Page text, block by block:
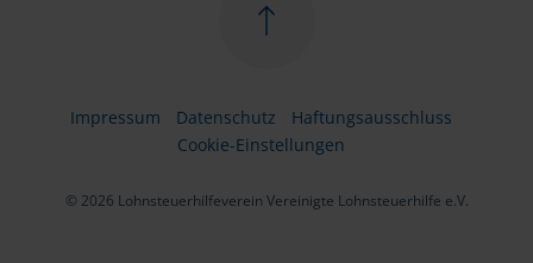
Impressum Datenschutz
Haftungsausschluss
Cookie-Einstellungen
© 2026 Lohnsteuerhilfeverein Vereinigte Lohnsteuerhilfe e.V.